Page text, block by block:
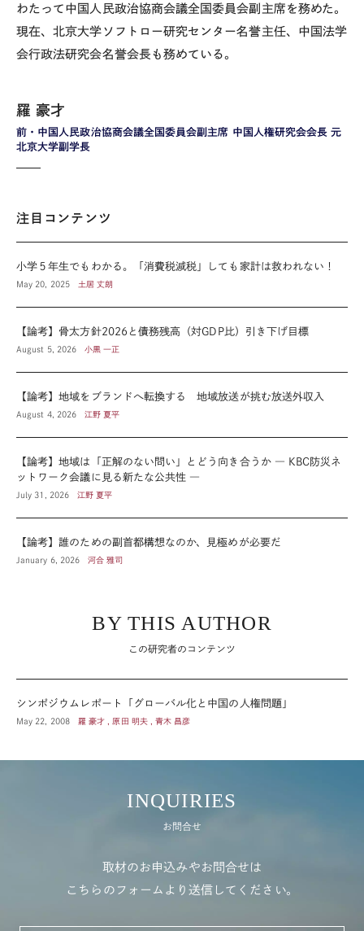
わたって中国人民政治協商会議全国委員会副主席を務めた。
現在、北京大学ソフトロー研究センター名誉主任、中国法学
会行政法研究会名誉会長も務めている。
前・中国人民政治協商会議全国委員会副主席 中国人権研究会会長 元
北京大学副学長
羅 豪才
注目コンテンツ
小学５年生でもわかる。「消費税減税」しても家計は救われない！
May 20, 2025 土居 丈朗
【論考】骨太方針2026と債務残高（対GDP比）引き下げ目標
August 5, 2026 小黒 一正
【論考】地域をブランドへ転換する 地域放送が挑む放送外収入
August 4, 2026 江野 夏平
【論考】地域は「正解のない問い」とどう向き合うか ― KBC防災ネ
ットワーク会議に見る新たな公共性 ―
July 31, 2026 江野 夏平
【論考】誰のための副首都構想なのか、見極めが必要だ
January 6, 2026 河合 雅司
BY THIS AUTHOR
この研究者のコンテンツ
シンポジウムレポート「グローバル化と中国の人権問題」
May 22, 2008 羅 豪才 , 原田 明夫 , 青木 昌彦
INQUIRIES
お問合せ
取材のお申込みやお問合せは
こちらのフォームより送信してください。